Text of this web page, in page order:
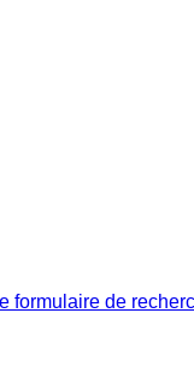
formulaire de